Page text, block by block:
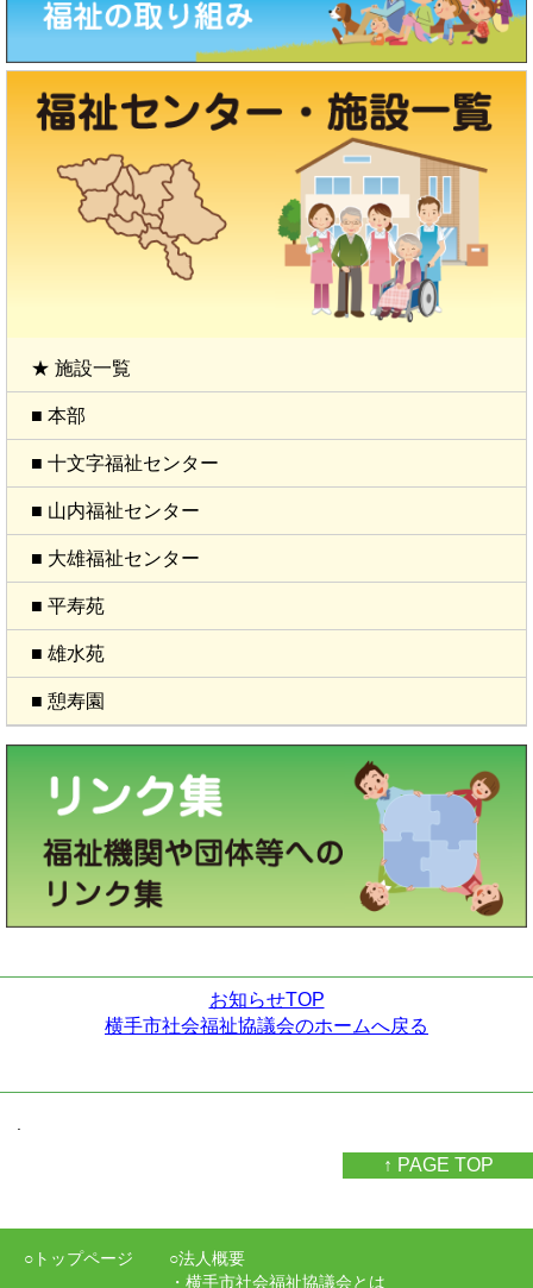
★ 施設一覧
■ 本部
■ 十文字福祉センター
■ 山内福祉センター
■ 大雄福祉センター
■ 平寿苑
■ 雄水苑
■ 憩寿園
お知らせTOP
横手市社会福祉協議会のホームへ戻る
.
↑ PAGE TOP
○トップページ
○法人概要
・横手市社会福祉協議会とは